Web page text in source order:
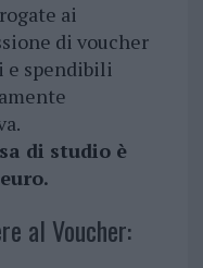
ai
di voucher
e spendibili
di studio è
al Voucher: